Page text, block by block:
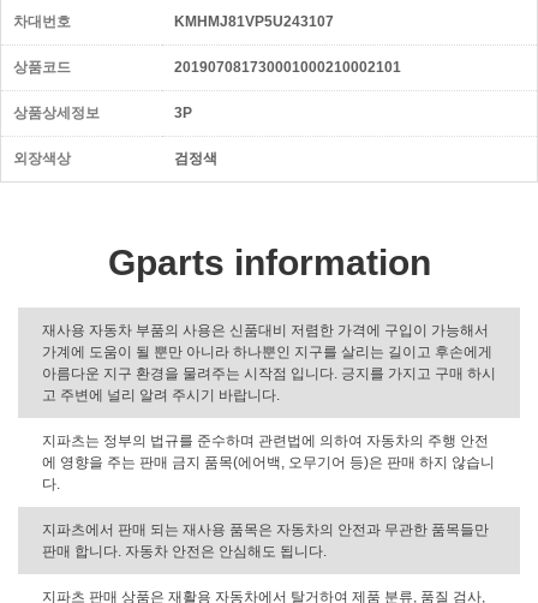
차대번호 KMHMJ81VP5U243107
상품코드 201907081730001000210002101
상품상세정보 3P
외장색상 검정색
Gparts information
재사용 자동차 부품의 사용은 신품대비 저렴한 가격에 구입이 가능해서
가계에 도움이 될 뿐만 아니라 하나뿐인 지구를 살리는 길이고 후손에게
아름다운 지구 환경을 물려주는 시작점 입니다. 긍지를 가지고 구매 하시
고 주변에 널리 알려 주시기 바랍니다.
지파츠는 정부의 법규를 준수하며 관련법에 의하여 자동차의 주행 안전
에 영향을 주는 판매 금지 품목(에어백, 오무기어 등)은 판매 하지 않습니
다.
지파츠에서 판매 되는 재사용 품목은 자동차의 안전과 무관한 품목들만
판매 합니다. 자동차 안전은 안심해도 됩니다.
지파츠 판매 상품은 재활용 자동차에서 탈거하여 제품 분류, 품질 검사,